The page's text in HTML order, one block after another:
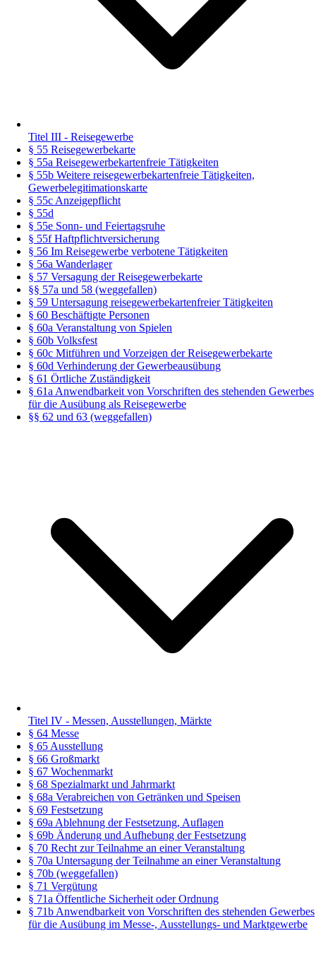
Titel III - Reisegewerbe
§ 55 Reisegewerbekarte
§ 55a Reisegewerbekartenfreie Tätigkeiten
§ 55b Weitere reisegewerbekartenfreie Tätigkeiten,
Gewerbelegitimationskarte
§ 55c Anzeigepflicht
§ 55d
§ 55e Sonn- und Feiertagsruhe
§ 55f Haftpflichtversicherung
§ 56 Im Reisegewerbe verbotene Tätigkeiten
§ 56a Wanderlager
§ 57 Versagung der Reisegewerbekarte
§§ 57a und 58 (weggefallen)
§ 59 Untersagung reisegewerbekartenfreier Tätigkeiten
§ 60 Beschäftigte Personen
§ 60a Veranstaltung von Spielen
§ 60b Volksfest
§ 60c Mitführen und Vorzeigen der Reisegewerbekarte
§ 60d Verhinderung der Gewerbeausübung
§ 61 Örtliche Zuständigkeit
§ 61a Anwendbarkeit von Vorschriften des stehenden Gewerbes
für die Ausübung als Reisegewerbe
§§ 62 und 63 (weggefallen)
Titel IV - Messen, Ausstellungen, Märkte
§ 64 Messe
§ 65 Ausstellung
§ 66 Großmarkt
§ 67 Wochenmarkt
§ 68 Spezialmarkt und Jahrmarkt
§ 68a Verabreichen von Getränken und Speisen
§ 69 Festsetzung
§ 69a Ablehnung der Festsetzung, Auflagen
§ 69b Änderung und Aufhebung der Festsetzung
§ 70 Recht zur Teilnahme an einer Veranstaltung
§ 70a Untersagung der Teilnahme an einer Veranstaltung
§ 70b (weggefallen)
§ 71 Vergütung
§ 71a Öffentliche Sicherheit oder Ordnung
§ 71b Anwendbarkeit von Vorschriften des stehenden Gewerbes
für die Ausübung im Messe-, Ausstellungs- und Marktgewerbe